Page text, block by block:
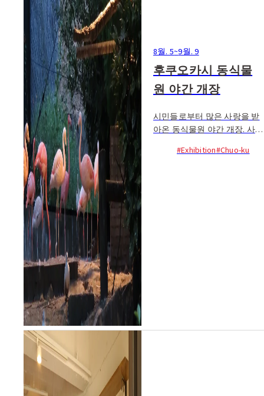
8월. 5~9월. 9
후쿠오카시 동식물
원 야간 개장
시민들로부터 많은 사랑을 받
아온 동식물원 야간 개장. 사자
#Exhibition#Chuo-ku